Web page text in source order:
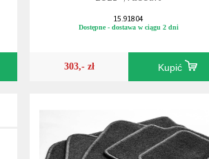
15.918 04
Dostępne - dostawa w ciągu 2 dni
303,- zł Kupić